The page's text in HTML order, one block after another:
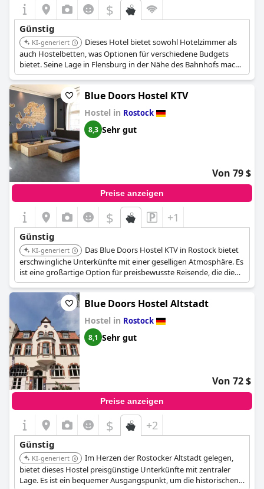
$
Günstig
KI-generiert
Dieses Hotel bietet sowohl Hotelzimmer als
auch Hostelbetten, was Optionen für verschiedene Budgets
bietet. Seine Lage in Flensburg in der Nähe des Bahnhofs macht
es bequem für Reisende. Die Verfügbarkeit von Hostelbetten
macht es besonders attraktiv für diejenigen, die die günstigsten
Optionen suchen. Blue Doors Hostel KTV
Hostel in Rostock
8,3 Sehr gut
Von 79 $
Preise anzeigen
$ +1
Günstig
KI-generiert
Das Blue Doors Hostel KTV in Rostock bietet
erschwingliche Unterkünfte mit einer geselligen Atmosphäre. Es
ist eine großartige Option für preisbewusste Reisende, die die
Stadt und die Nähe zur Ostsee erkunden möchten.
Blue Doors Hostel Altstadt
Hostel in Rostock
8,1 Sehr gut
Von 72 $
Preise anzeigen
$ +2
Günstig
KI-generiert
Im Herzen der Rostocker Altstadt gelegen,
bietet dieses Hostel preisgünstige Unterkünfte mit zentraler
Lage. Es ist ein bequemer Ausgangspunkt, um die historischen